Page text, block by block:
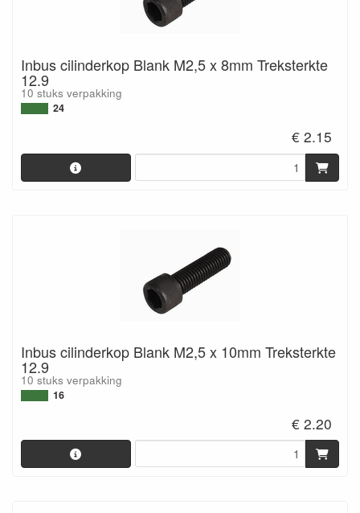
Inbus cilinderkop Blank M2,5 x 8mm Treksterkte
12.9
10 stuks verpakking
24
€ 2.15
Inbus cilinderkop Blank M2,5 x 10mm Treksterkte
12.9
10 stuks verpakking
16
€ 2.20